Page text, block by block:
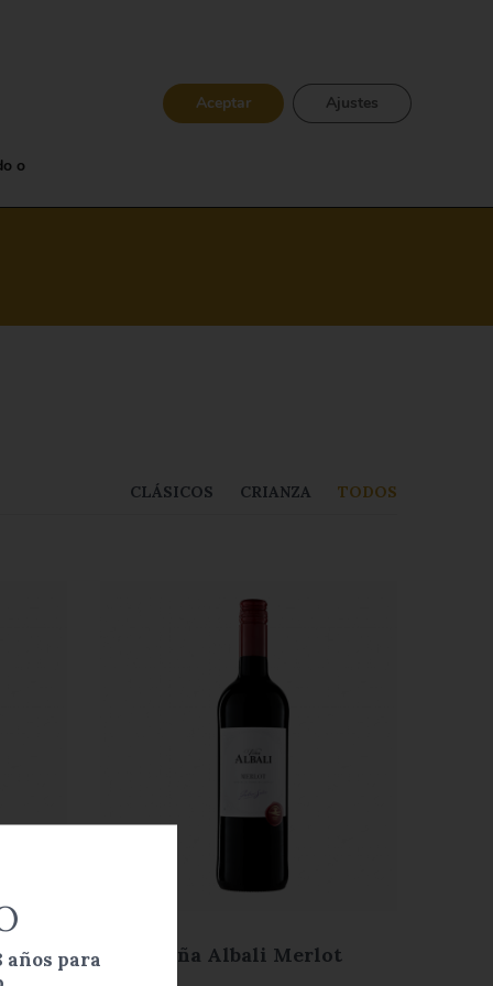
TIENDA ONLINE
CLÁSICOS CRIANZA TODOS
Viña Albali Merlot
o
Aceptar Ajustes
años para